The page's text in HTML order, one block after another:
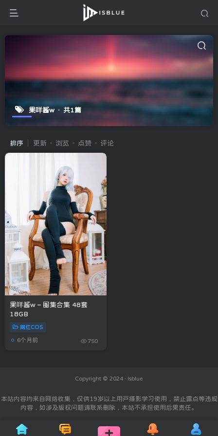
果咩酱w 共1篇
排序 更新 浏览 点赞 评论
果咩酱w – 图集合集 48套
18GB
网红COS
6个月前 750
Copyright © 2024 · Isblue
本站内容均来自网络收集，仅供19岁以上用户摄影学习使用，禁止露点等违规
内容，如涉及版权问题请联系删除，本站不承担使用后果责任。